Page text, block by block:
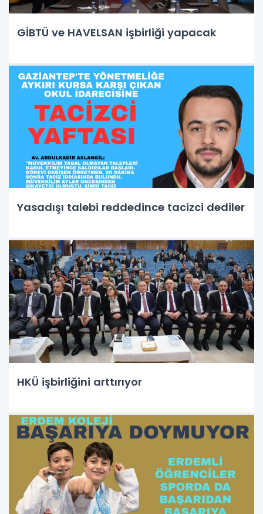
GİBTÜ ve HAVELSAN işbirliği yapacak
Yasadışı talebi reddedince tacizci dediler
HKÜ işbirliğini arttırıyor